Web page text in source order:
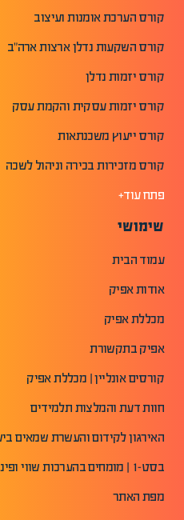
קורס הערכת אומנות ועיצוב
קורס השקעות נדלן ארצות ארה"ב
קורס יזמות נדלן
קורס יזמות עסקית והקמת עסק
קורס ייעוץ משכנתאות
קורס מזכירות בכירה וניהול לשכה
פתח עוד+
שימושי
עמוד הבית
אודות אפיק
מכללת אפיק
אפיק בתקשורת
קורסים אונליין | מכללת אפיק
חוות דעת והמלצות תלמידים
האירגון לקידום והעשרת שמאים
בסט-1 | מומחים בהערכות שווי ופיננסים
מפת האתר